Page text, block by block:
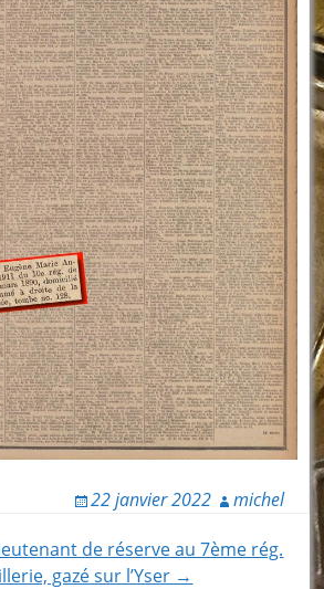
22 janvier 2022 michel
de réserve au 7ème rég.
gazé sur l’Yser →